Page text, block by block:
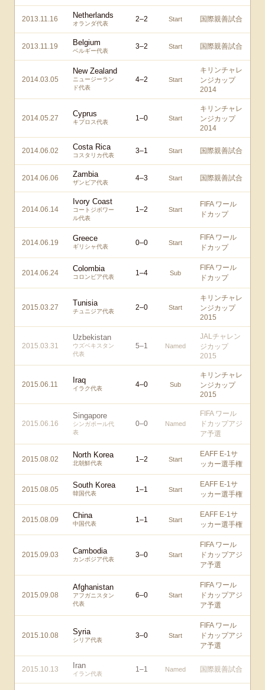
2013.11.16 Netherlands
オランダ代表
2–2 Start 国際親善試合
2013.11.19 Belgium
ベルギー代表
3–2 Start 国際親善試合
2014.03.05
New Zealand
ニュージーラン
ド代表
4–2 Start
キリンチャレ
ンジカップ
2014
2014.05.27 Cyprus
キプロス代表 1–0 Start
キリンチャレ
ンジカップ
2014
2014.06.02 Costa Rica
コスタリカ代表
3–1 Start 国際親善試合
2014.06.06 Zambia
ザンビア代表
4–3 Start 国際親善試合
2014.06.14
Ivory Coast
コートジボワー
ル代表
1–2 Start
FIFA ワール
ドカップ
2014.06.19 Greece
ギリシャ代表 0–0 Start
FIFA ワール
ドカップ
2014.06.24 Colombia
コロンビア代表 1–4 Sub
FIFA ワール
ドカップ
2015.03.27 Tunisia
チュニジア代表 2–0 Start
キリンチャレ
ンジカップ
2015
2015.03.31
Uzbekistan
ウズベキスタン
代表
5–1 Named
JALチャレン
ジカップ
2015
2015.06.11 Iraq
イラク代表 4–0 Sub
キリンチャレ
ンジカップ
2015
2015.06.16
Singapore
シンガポール代
表
0–0 Named
FIFA ワール
ドカップアジ
ア予選
2015.08.02 North Korea
北朝鮮代表 1–2 Start
EAFF E-1サ
ッカー選手権
2015.08.05 South Korea
韓国代表 1–1 Start
EAFF E-1サ
ッカー選手権
2015.08.09 China
中国代表 1–1 Start
EAFF E-1サ
ッカー選手権
2015.09.03 Cambodia
カンボジア代表
3–0 Start
FIFA ワール
ドカップアジ
ア予選
2015.09.08
Afghanistan
アフガニスタン
代表
6–0 Start
FIFA ワール
ドカップアジ
ア予選
2015.10.08 Syria
シリア代表
3–0 Start
FIFA ワール
ドカップアジ
ア予選
2015.10.13 Iran
イラン代表
1–1 Named 国際親善試合